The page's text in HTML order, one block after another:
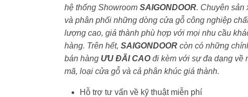
hệ thống Showroom SAIGONDOOR. Chuyên sản
và phân phối những dòng cửa gỗ công nghiệp
lượng cao, giá thành phù hợp với mọi nhu cầu
hàng. Trên hết, SAIGONDOORcòn có những
bán hàng ƯU ĐÃI CAOđi kèm với sự đa dạng về
mã, loại cửa gỗ và cả phân khúc giá thành.
Hỗ trợ tư vấn về kỹ thuật miễn phí